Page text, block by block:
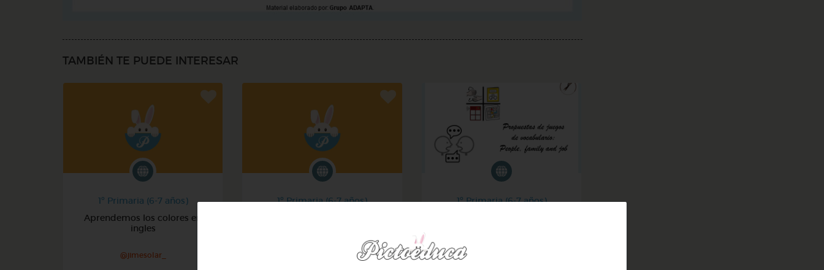
TAMBIÉN TE PUEDE INTERESAR
1º Primaria (6-7 años)
Aprendemos los colores en
ingles
@jimesolar_
1º Primaria (6-7 años)
1º Primaria (6-7 años)